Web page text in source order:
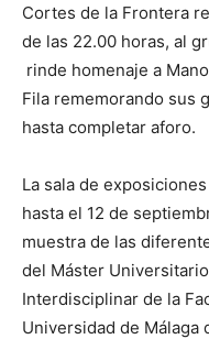
Cortes de la Frontera
de las 22.00 horas, al
rinde homenaje a
Fila rememorando sus
hasta completar aforo.
La sala de
hasta el 12 de
muestra de las
del Máster
Interdisciplinar de la
Universidad de